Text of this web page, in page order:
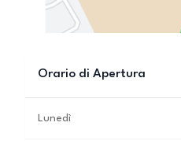
Orario di Apertura
Lunedì